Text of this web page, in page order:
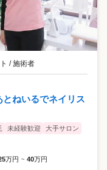
/ 施術者
ねいるでネイリス
未経験歓迎
大手サロン
万円 ~ 40万円